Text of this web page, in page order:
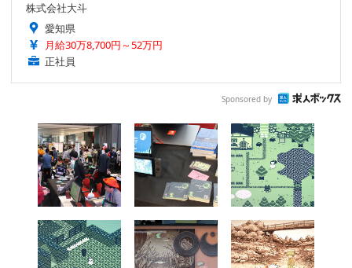
株式会社大斗
愛知県
月給30万8,700円～52万円
正社員
Sponsored by